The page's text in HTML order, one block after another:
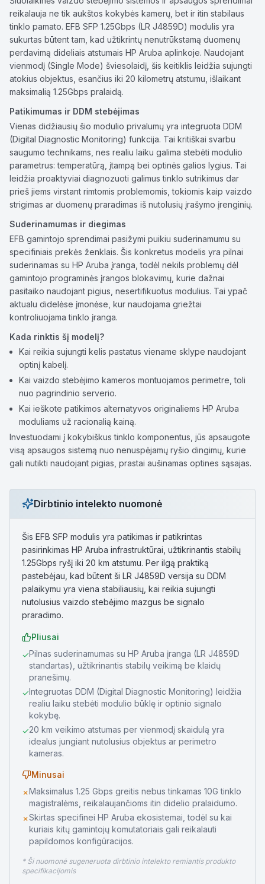
reikalauja ne tik aukštos kokybės kamerų, bet ir itin stabilaus
tinklo pamato. EFB SFP 1.25Gbps (LR J4859D) modulis yra
sukurtas būtent tam, kad užtikrintų nenutrūkstamą duomenų
perdavimą dideliais atstumais HP Aruba aplinkoje. Naudojant
vienmodį (Single Mode) šviesolaidį, šis keitiklis leidžia sujungti
atokius objektus, esančius iki 20 kilometrų atstumu, išlaikant
maksimalią 1.25Gbps pralaidą.
Patikimumas ir DDM stebėjimas
Vienas didžiausių šio modulio privalumų yra integruota DDM
(Digital Diagnostic Monitoring) funkcija. Tai kritiškai svarbu
saugumo technikams, nes realiu laiku galima stebėti modulio
parametrus: temperatūrą, įtampą bei optinės galios lygius. Tai
leidžia proaktyviai diagnozuoti galimus tinklo sutrikimus dar
prieš jiems virstant rimtomis problemomis, tokiomis kaip vaizdo
strigimas ar duomenų praradimas iš nutolusių įrašymo įrenginių.
Suderinamumas ir diegimas
EFB gamintojo sprendimai pasižymi puikiu suderinamumu su
specifiniais prekės ženklais. Šis konkretus modelis yra pilnai
suderinamas su HP Aruba įranga, todėl nekils problemų dėl
gamintojo programinės įrangos blokavimų, kurie dažnai
pasitaiko naudojant pigius, nesertifikuotus modulius. Tai ypač
aktualu didelėse įmonėse, kur naudojama griežtai
kontroliuojama tinklo įranga.
Kada rinktis šį modelį?
Kai reikia sujungti kelis pastatus viename sklype naudojant
optinį kabelį.
Kai vaizdo stebėjimo kameros montuojamos perimetre, toli
nuo pagrindinio serverio.
Kai ieškote patikimos alternatyvos originaliems HP Aruba
moduliams už racionalią kainą.
Investuodami į kokybiškus tinklo komponentus, jūs apsaugote
visą apsaugos sistemą nuo nenuspėjamų ryšio dingimų, kurie
gali nutikti naudojant pigias, prastai aušinamas optines sąsajas.
Dirbtinio intelekto nuomonė
Šis EFB SFP modulis yra patikimas ir patikrintas
pasirinkimas HP Aruba infrastruktūrai, užtikrinantis stabilų
1.25Gbps ryšį iki 20 km atstumu. Per ilgą praktiką
pastebėjau, kad būtent ši LR J4859D versija su DDM
palaikymu yra viena stabiliausių, kai reikia sujungti
nutolusius vaizdo stebėjimo mazgus be signalo
praradimo.
Pliusai
✓Pilnas suderinamumas su HP Aruba įranga (LR J4859D
standartas), užtikrinantis stabilų veikimą be klaidų
pranešimų.
✓Integruotas DDM (Digital Diagnostic Monitoring) leidžia
realiu laiku stebėti modulio būklę ir optinio signalo
kokybę.
✓20 km veikimo atstumas per vienmodį skaidulą yra
idealus jungiant nutolusius objektus ar perimetro
kameras.
Minusai
✗Maksimalus 1.25 Gbps greitis nebus tinkamas 10G tinklo
magistralėms, reikalaujančioms itin didelio pralaidumo.
✗Skirtas specifinei HP Aruba ekosistemai, todėl su kai
kuriais kitų gamintojų komutatoriais gali reikalauti
papildomos konfigūracijos.
* Ši nuomonė sugeneruota dirbtinio intelekto remiantis produkto
specifikacijomis